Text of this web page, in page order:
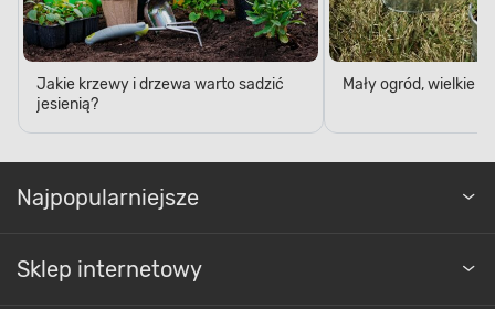
Jakie krzewy i drzewa warto sadzić
jesienią?
Mały ogród, wielkie
Najpopularniejsze
Sklep internetowy